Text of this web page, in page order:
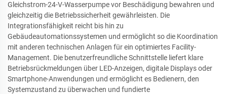
Gleichstrom-24-V-Wasserpumpe vor Beschädigung bewahren und
gleichzeitig die Betriebssicherheit gewährleisten. Die
Integrationsfähigkeit reicht bis hin zu
Gebäudeautomationssystemen und ermöglicht so die Koordination
mit anderen technischen Anlagen für ein optimiertes Facility-
Management. Die benutzerfreundliche Schnittstelle liefert klare
Betriebsrückmeldungen über LED-Anzeigen, digitale Displays oder
Smartphone-Anwendungen und ermöglicht es Bedienern, den
Systemzustand zu überwachen und fundierte